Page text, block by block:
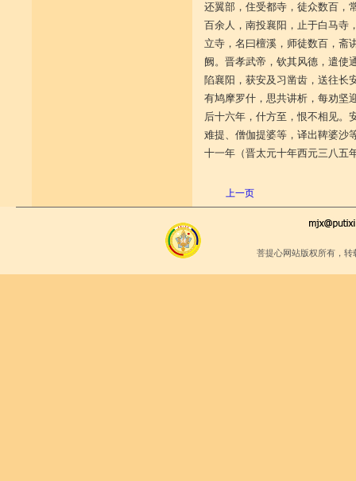
还翼部，住受都寺，徒众数百，
百余人，南投襄阳，止于白马寺
立寺，名曰檀溪，师徒数百，斋
阙。晋孝武帝，钦其风德，遣使
陷襄阳，获安及习凿齿，送往长
有鸠摩罗什，思共讲析，每劝坚
后十六年，什方至，恨不相见。
难提、僧伽提婆等，译出鞞婆沙
十一年（晋太元十年西元三八五
上一页
菩提心网站版权所有，